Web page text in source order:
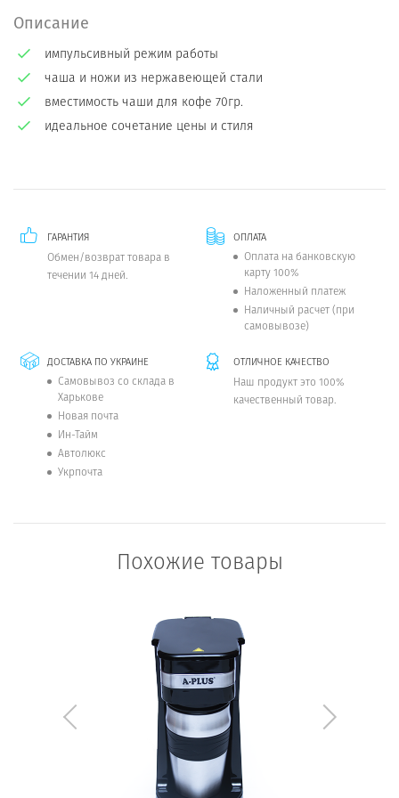
Описание
импульсивный режим работы
чаша и ножи из нержавеющей стали
вместимость чаши для кофе 70гр.
идеальное сочетание цены и стиля
ГАРАНТИЯ
Обмен/возврат товара в
течении 14 дней.
ОПЛАТА
Оплата на банковскую
карту 100%
Наложенный платеж
Наличный расчет (при
самовывозе)
ДОСТАВКА ПО УКРАИНЕ
Самовывоз со склада в
Харькове
Новая почта
Ин-Тайм
Автолюкс
Укрпочта
ОТЛИЧНОЕ КАЧЕСТВО
Наш продукт это 100%
качественный товар.
Похожие товары